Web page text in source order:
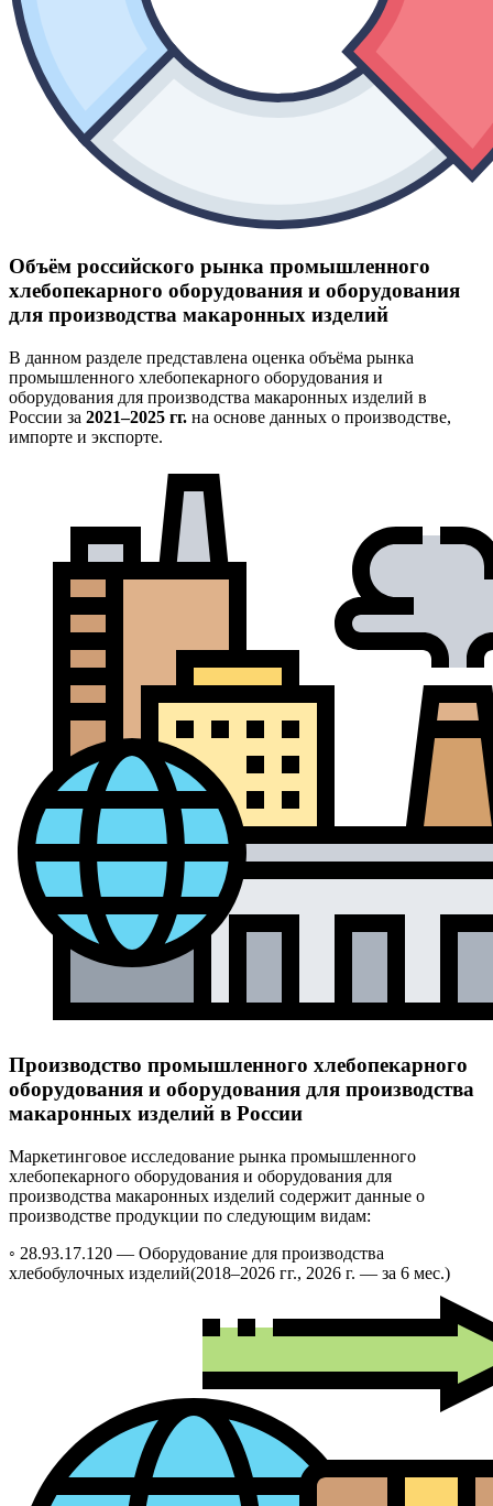
Объём российского рынка промышленного
хлебопекарного оборудования и оборудования
для производства макаронных изделий
В данном разделе представлена оценка объёма рынка
промышленного хлебопекарного оборудования и
оборудования для производства макаронных изделий в
России за 2021–2025 гг. на основе данных о производстве,
импорте и экспорте.
Производство промышленного хлебопекарного
оборудования и оборудования для производства
макаронных изделий в России
Маркетинговое исследование рынка промышленного
хлебопекарного оборудования и оборудования для
производства макаронных изделий содержит данные о
производстве продукции по следующим видам:
◦ 28.93.17.120 — Оборудование для производства
хлебобулочных изделий(2018–2026 гг., 2026 г. — за 6 мес.)